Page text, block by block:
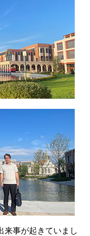
来事が起きていまし